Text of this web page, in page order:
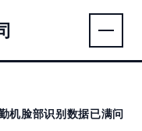
机脸部识别数据已满问